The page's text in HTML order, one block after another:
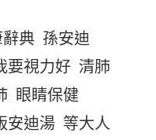
典 孫安迪
要視力好 清肺
眼睛保健
安迪湯 等大人